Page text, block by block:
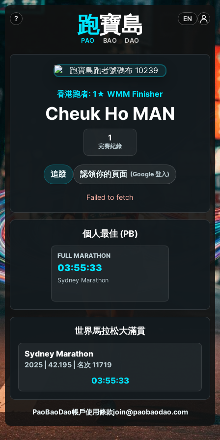
? EN
跑
PAO
寶
BAO
島
DAO
香港跑者: 1★ WMM Finisher
Cheuk Ho MAN
1
完賽紀錄
追蹤 認領你的頁面 (Google 登入)
Failed to fetch
個人最佳 (PB)
FULL MARATHON
03:55:33
Sydney Marathon
世界馬拉松大滿貫
Sydney Marathon
2025 | 42.195 | 名次 11719
03:55:33
PaoBaoDao帳戶使用條款join@paobaodao.com